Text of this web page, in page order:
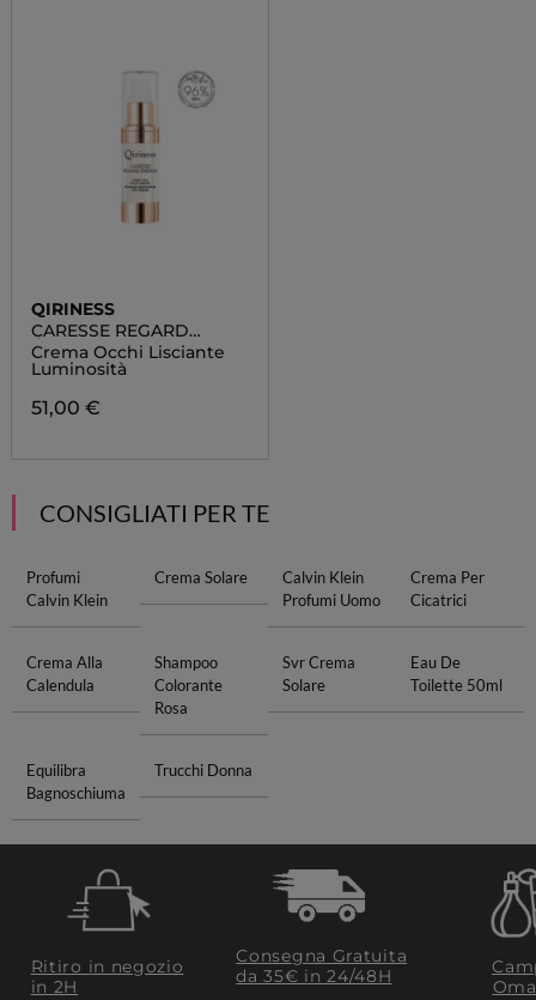
QIRINESS
CARESSE REGARD
ÉNERGIE
Crema Occhi Lisciante
Luminosità
51,00 €
CONSIGLIATI PER TE
Profumi
Calvin Klein
Crema Solare
Calvin Klein
Profumi Uomo
Crema Per
Cicatrici
Crema Alla
Calendula
Shampoo
Colorante
Rosa
Svr Crema
Solare
Eau De
Toilette 50ml
Equilibra
Bagnoschiuma
Trucchi Donna
Ritiro in negozio
in 2H
Consegna Gratuita
da 35€​ in 24/48H